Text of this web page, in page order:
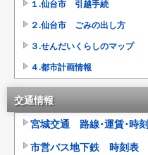
１.仙台市 引越手続
２.仙台市 ごみの出し方
３.せんだいくらしのマップ
４.都市計画情報
交通情報
宮城交通 路線･運賃･時刻
市営バス地下鉄 時刻表